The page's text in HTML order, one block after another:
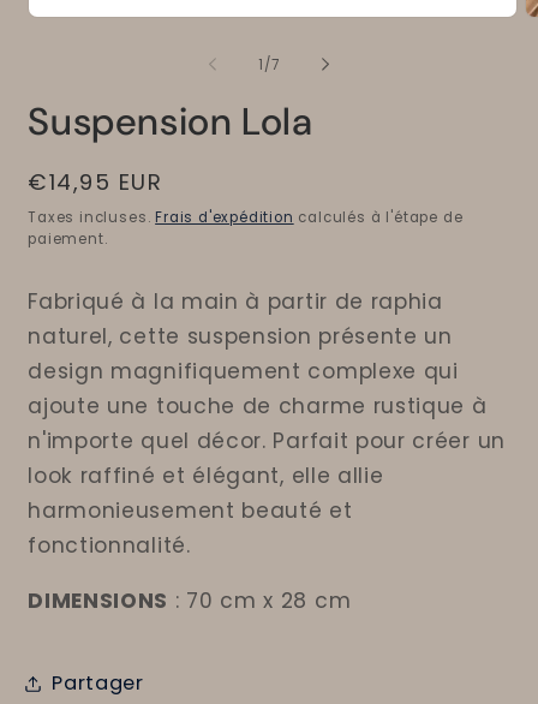
1/de
7
Suspension Lola
Prix
habituel
€14,95 EUR
Taxes incluses. Frais d'expédition calculés à l'étape de
paiement.
Fabriqué à la main à partir de raphia
naturel, cette suspension présente un
design magnifiquement complexe qui
ajoute une touche de charme rustique à
n'importe quel décor. Parfait pour créer un
look raffiné et élégant, elle allie
harmonieusement beauté et
fonctionnalité.
DIMENSIONS : 70 cm x 28 cm
Partager